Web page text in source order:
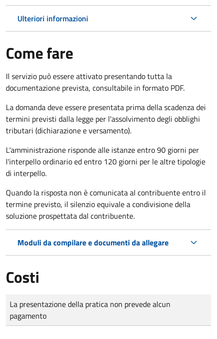
Ulteriori informazioni
Come fare
Il servizio può essere attivato presentando tutta la
documentazione prevista, consultabile in formato PDF.
La domanda deve essere presentata prima della scadenza dei
termini previsti dalla legge per l'assolvimento degli obblighi
tributari (dichiarazione e versamento).
L'amministrazione risponde alle istanze entro 90 giorni per
l'interpello ordinario ed entro 120 giorni per le altre tipologie
di interpello.
Quando la risposta non è comunicata al contribuente entro il
termine previsto, il silenzio equivale a condivisione della
soluzione prospettata dal contribuente.
Moduli da compilare e documenti da allegare
Costi
Tipo di pagamento
Importo
La presentazione della pratica non prevede alcun
pagamento